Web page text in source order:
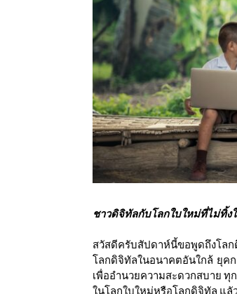
ชาวดิจิทัลกับโลกใบใหม่ที่ไม่ทิ้ง
สวัสดีครับสัปดาห์นี้ขอพูดถึงโล
โลกดิจิทัลในอนาคตอันใกล้ ยุค
เพื่ออำนวยความสะดวกสบาย
ในโลกใบใหม่หรือโลกดิจิทัล แลั